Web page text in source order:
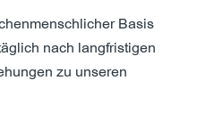
Basis
nach langfristigen
zu unseren